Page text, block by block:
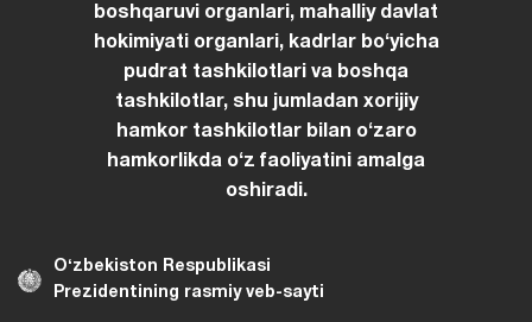
boshqaruvi organlari, mahalliy davlat
hokimiyati organlari, kadrlar boʻyicha
pudrat tashkilotlari va boshqa
tashkilotlar, shu jumladan xorijiy
hamkor tashkilotlar bilan oʻzaro
hamkorlikda oʻz faoliyatini amalga
oshiradi.
Oʻzbekiston Respublikasi
Prezidentining rasmiy veb-sayti